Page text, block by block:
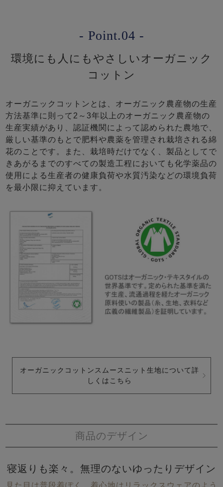
- Point.04 -
環境にも人にもやさしいオーガニック
コットン
オーガニックコットンとは、オーガニック農産物の生産
方法基準に則って2～3年以上のオーガニック農産物の
生産実績があり、認証機関によって認められた農地で、
厳しい基準のもとで肥料や農薬を管理され栽培される綿
花のことです。また、栽培時だけでなく、製品としてで
きあがるまでのすべての製造工程においても化学薬品の
使用による生産者の健康負荷や水質汚染などの環境負荷
を最小限に抑えています。
オーガニックコットンスムースニット生地について詳
しくはこちら
商品のデザイン
寝返りも楽々。無理のないゆったりデザイン